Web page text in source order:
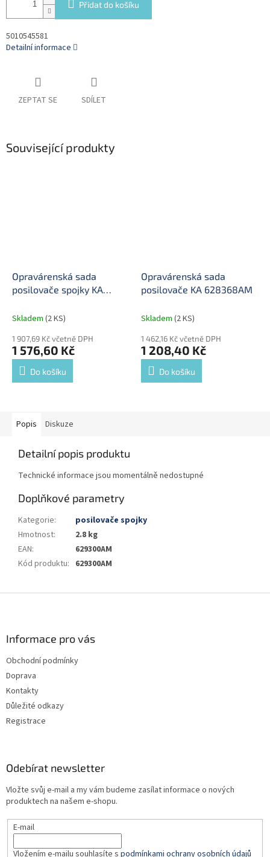
Přidat do košíku
5010545581
Detailní informace
ZEPTAT SE SDÍLET
Související produkty
Opravárenská sada
posilovače spojky KA
Skladem (2 KS)
1 907,69 Kč včetně DPH
1 576,60 Kč
Do košíku
Opravárenská sada
posilovače KA 628368AM
Skladem (2 KS)
1 462,16 Kč včetně DPH
1 208,40 Kč
Do košíku
Popis Diskuze
Detailní popis produktu
Technické informace jsou momentálně nedostupné
Doplňkové parametry
Kategorie:
posilovače spojky
Hmotnost:
2.8 kg
EAN:
629300AM
Kód produktu: 629300AM
Informace pro vás
Obchodní podmínky
Doprava
Kontakty
Důležité odkazy
Registrace
Odebírat newsletter
Vložte svůj e-mail a my vám budeme zasílat informace o nových
produktech na našem e-shopu.
E-mail
Vložením e-mailu souhlasíte s podmínkami ochrany osobních údajů